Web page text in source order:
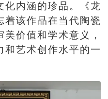
化内涵的珍品。《龙
着该作品在当代陶瓷
价值和学术意义，
和艺术创作水平的一